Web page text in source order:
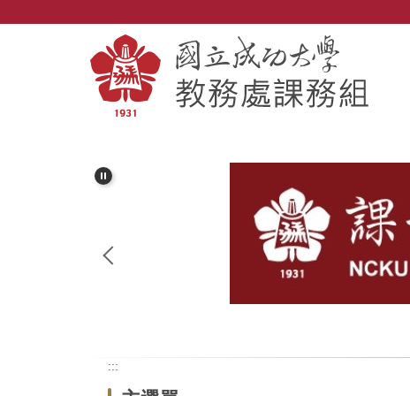
:::